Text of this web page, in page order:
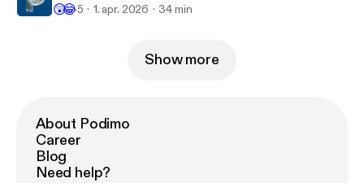
😲😂5 1. apr. 2026 34 min
Show more
About Podimo
Career
Blog
Need help?